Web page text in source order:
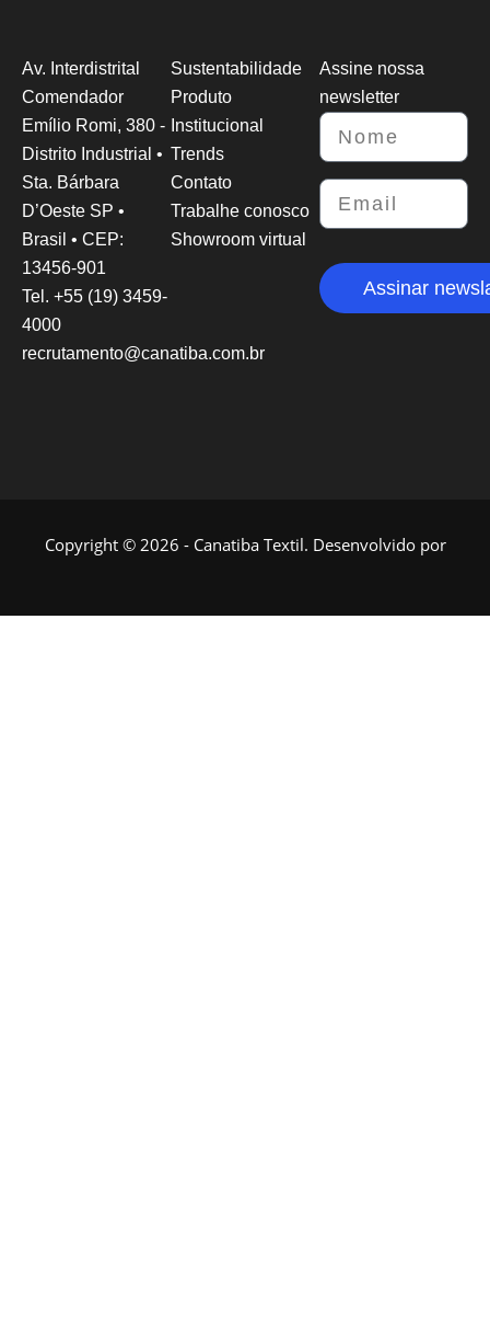
Av. Interdistrital
Comendador
Emílio Romi, 380 -
Distrito Industrial •
Sta. Bárbara
D’Oeste SP •
Brasil • CEP:
13456-901
Tel. +55 (19) 3459-
4000
recrutamento@canatiba.com.br
Sustentabilidade
Produto
Institucional
Trends
Contato
Trabalhe conosco
Showroom virtual
Assine nossa
newsletter
Assinar
Copyright © 2026 - Canatiba Textil. Desenvolvido por